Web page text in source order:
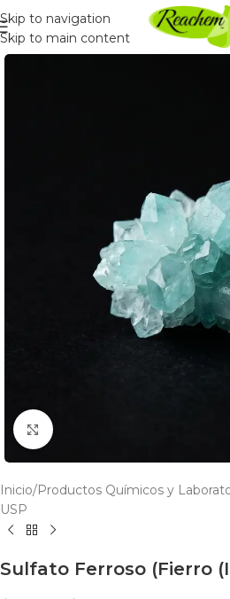
Skip to navigation
Skip to main content
Click to enlarge
Inicio/Productos Químicos y
USP
Sulfato Ferroso (Fierro